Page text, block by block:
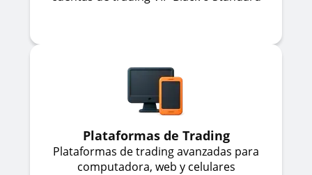
Plataformas de Trading
Plataformas de trading avanzadas para
computadora, web y celulares